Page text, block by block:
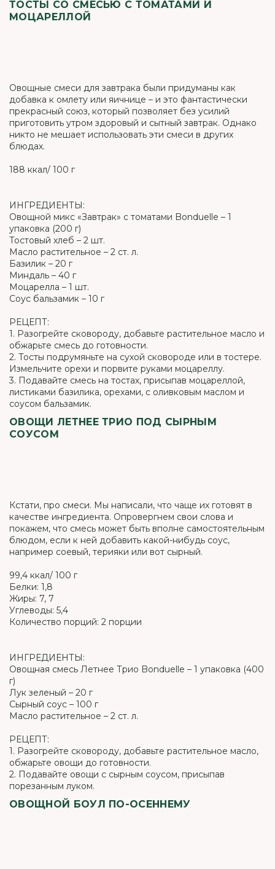
ТОСТЫ СО СМЕСЬЮ С ТОМАТАМИ И
МОЦАРЕЛЛОЙ
Овощные смеси для завтрака были придуманы как
добавка к омлету или яичнице – и это фантастически
прекрасный союз, который позволяет без усилий
приготовить утром здоровый и сытный завтрак. Однако
никто не мешает использовать эти смеси в других
блюдах.
188 ккал/ 100 г
ИНГРЕДИЕНТЫ:
Овощной микс «Завтрак» с томатами Bonduelle – 1
упаковка (200 г)
Тостовый хлеб – 2 шт.
Масло растительное – 2 ст. л.
Базилик – 20 г
Миндаль – 40 г
Моцарелла – 1 шт.
Соус бальзамик – 10 г
РЕЦЕПТ:
1. Разогрейте сковороду, добавьте растительное масло и
обжарьте смесь до готовности.
2. Тосты подрумяньте на сухой сковороде или в тостере.
Измельчите орехи и порвите руками моцареллу.
3. Подавайте смесь на тостах, присыпав моцареллой,
листиками базилика, орехами, с оливковым маслом и
соусом бальзамик.
ОВОЩИ ЛЕТНЕЕ ТРИО ПОД СЫРНЫМ
СОУСОМ
Кстати, про смеси. Мы написали, что чаще их готовят в
качестве ингредиента. Опровергнем свои слова и
покажем, что смесь может быть вполне самостоятельным
блюдом, если к ней добавить какой-нибудь соус,
например соевый, терияки или вот сырный.
99,4 ккал/ 100 г
Белки: 1,8
Жиры: 7, 7
Углеводы: 5,4
Количество порций: 2 порции
ИНГРЕДИЕНТЫ:
Овощная смесь Летнее Трио Bonduelle – 1 упаковка (400
г)
Лук зеленый – 20 г
Сырный соус – 100 г
Масло растительное – 2 ст. л.
РЕЦЕПТ:
1. Разогрейте сковороду, добавьте растительное масло,
обжарьте овощи до готовности.
2. Подавайте овощи с сырным соусом, присыпав
порезанным луком.
ОВОЩНОЙ БОУЛ ПО-ОСЕННЕМУ